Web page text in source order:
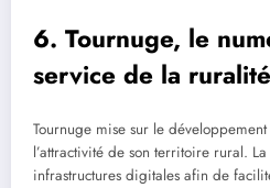
6. Tournuge, le
service de la ruralité
Tournuge mise sur le
l’attractivité de son territoire rural.
infrastructures digitales afin de